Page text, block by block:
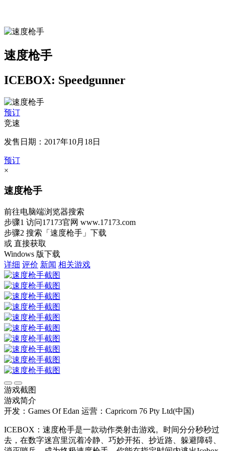
速度枪手
ICEBOX: Speedgunner
预订
竞速
发售日期：2017年10月18日
预订
×
速度枪手
前往电脑端浏览器搜索
步骤1 访问17173官网 www.17173.com
步骤2 搜索 「速度枪手」 下载
或 直接获取
Windows 版下载
详细 评价 新闻 相关游戏
游戏截图
游戏简介
开发：Games Of Edan 运营：Capricorn 76 Pty Ltd(中国)
ICEBOX：速度枪手是一款动作类射击游戏。时间分分秒秒过
去，在数字迷宫里沉着冷静、巧妙开拓、抄近路、躲避障碍、